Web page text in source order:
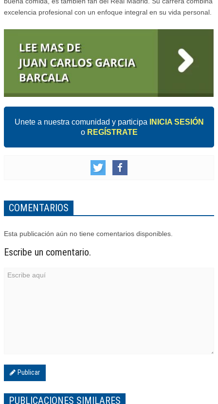
excelencia profesional con un enfoque integral en su vida personal.
Unete a nuestra comunidad y participa
INICIA SESIÓN
o REGÍSTRATE
COMENTARIOS
Esta publicación aún no tiene comentarios disponibles.
Escribe un comentario.
Publicar
PUBLICACIONES SIMILARES